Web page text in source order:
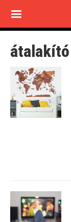
main
content
átalakító